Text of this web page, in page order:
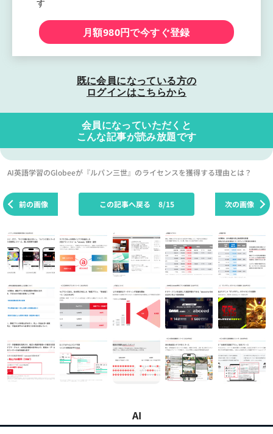
月額980円で今すぐ登録
既に会員になっている方の
ログインはこちらから
会員になっていただくと
こんな記事が読み放題です
AI英語学習のGlobeeが『ルパン三世』のライセンスを獲得する理由とは？
前の画像 次の画像
この記事へ戻る 8/15
AI